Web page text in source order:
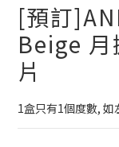
[預訂
Beige
片
1盒只有1個度數,